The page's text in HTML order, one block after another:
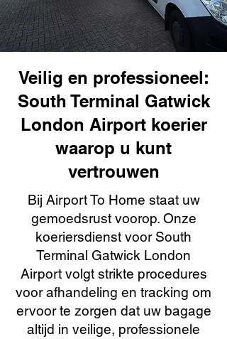
Veilig en professioneel:
South Terminal Gatwick
London Airport koerier
waarop u kunt
vertrouwen
Bij Airport To Home staat uw
gemoedsrust voorop. Onze
koeriersdienst voor South
Terminal Gatwick London
Airport volgt strikte procedures
voor afhandeling en tracking om
ervoor te zorgen dat uw bagage
altijd in veilige, professionele